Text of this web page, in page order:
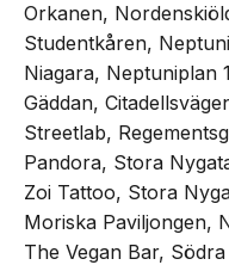
Orkanen,
Studentkåren,
Niagara, Neptuniplan 1
Gäddan,
Streetlab,
Pandora, Stora
Zoi Tattoo, Stora
Moriska Paviljongen,
The Vegan Bar,